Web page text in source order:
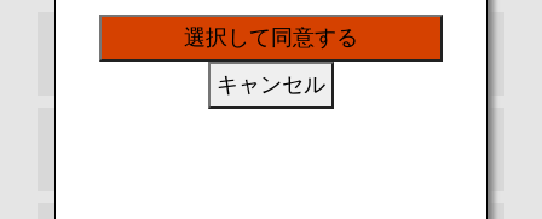
到着ターミナル
選択して同意する
キャンセル